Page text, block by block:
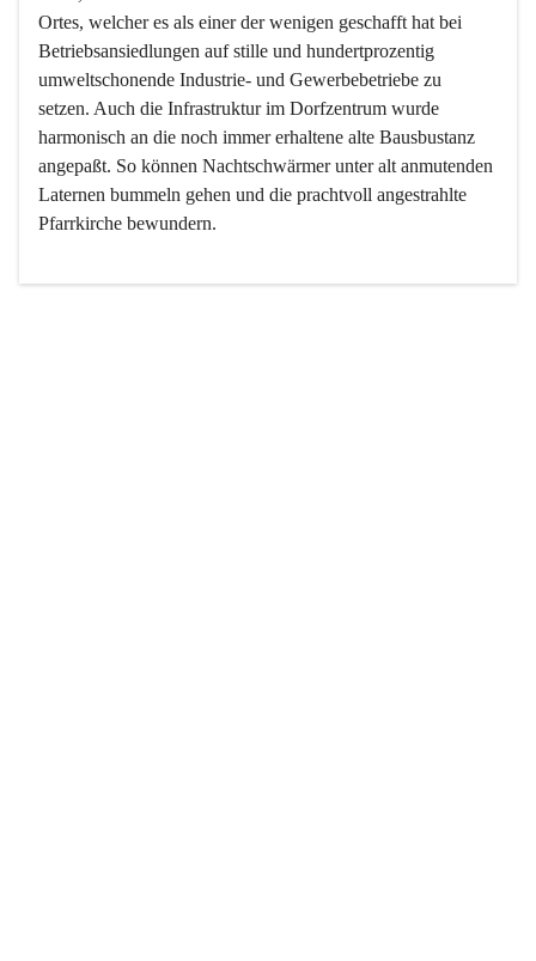
Ortes, welcher es als einer der wenigen geschafft hat bei
Betriebsansiedlungen auf stille und hundertprozentig
umweltschonende Industrie- und Gewerbebetriebe zu
setzen. Auch die Infrastruktur im Dorfzentrum wurde
harmonisch an die noch immer erhaltene alte Bausbustanz
angepaßt. So können Nachtschwärmer unter alt anmutenden
Laternen bummeln gehen und die prachtvoll angestrahlte
Pfarrkirche bewundern.
Der Weinbau dominert heute nicht mehr, ist aber integrativer